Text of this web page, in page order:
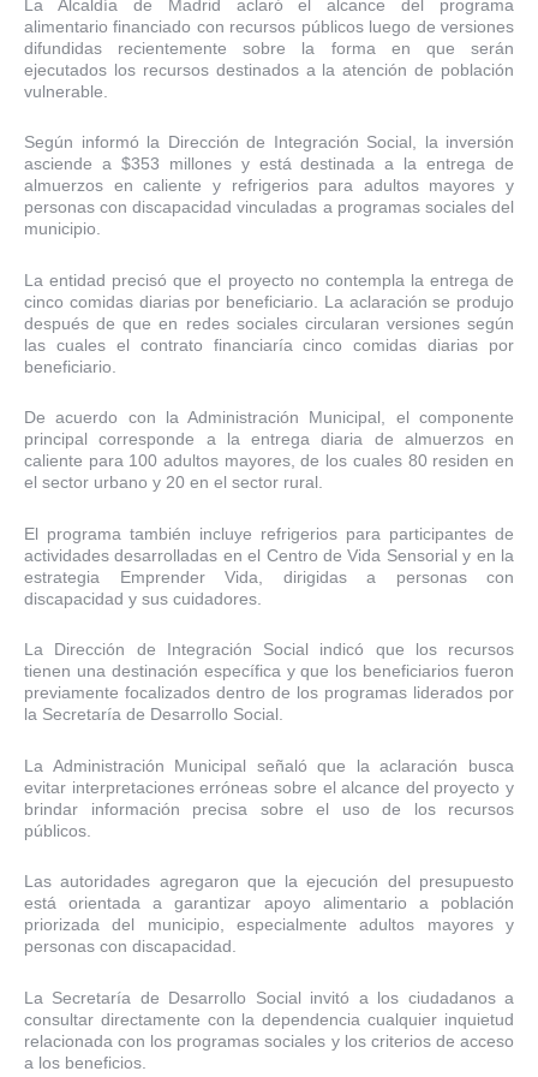
La Alcaldía de Madrid aclaró el alcance del programa
alimentario financiado con recursos públicos luego de versiones
difundidas recientemente sobre la forma en que serán
ejecutados los recursos destinados a la atención de población
vulnerable.
Según informó la Dirección de Integración Social, la inversión
asciende a $353 millones y está destinada a la entrega de
almuerzos en caliente y refrigerios para adultos mayores y
personas con discapacidad vinculadas a programas sociales del
municipio.
La entidad precisó que el proyecto no contempla la entrega de
cinco comidas diarias por beneficiario. La aclaración se produjo
después de que en redes sociales circularan versiones según
las cuales el contrato financiaría cinco comidas diarias por
beneficiario
De acuerdo con la Administración Municipal, el componente
principal corresponde a la entrega diaria de almuerzos en
caliente para 100 adultos mayores, de los cuales 80 residen en
el sector urbano y 20 en el sector rural.
El programa también incluye refrigerios para participantes de
actividades desarrolladas en el Centro de Vida Sensorial y en la
estrategia Emprender Vida, dirigidas a personas con
discapacidad y sus cuidadores.
La Dirección de Integración Social indicó que los recursos
tienen una destinación específica y que los beneficiarios fueron
previamente focalizados dentro de los programas liderados por
la Secretaría de Desarrollo Social.
La Administración Municipal señaló que la aclaración busca
evitar interpretaciones erróneas sobre el alcance del proyecto y
brindar información precisa sobre el uso de los recursos
públicos.
Las autoridades agregaron que la ejecución del presupuesto
está orientada a garantizar apoyo alimentario a población
priorizada del municipio, especialmente adultos mayores y
personas con discapacidad.
La Secretaría de Desarrollo Social invitó a los ciudadanos a
consultar directamente con la dependencia cualquier inquietud
relacionada con los programas sociales y los criterios de acceso
a los beneficios.